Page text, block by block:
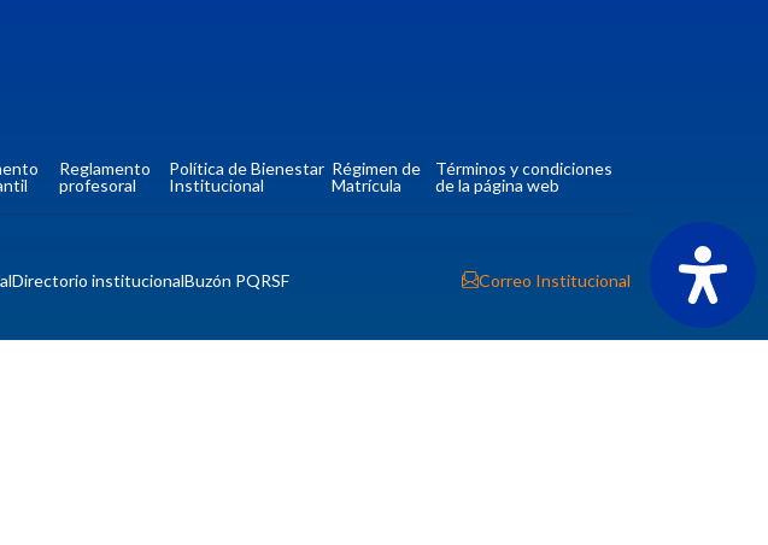
Reglamento
profesoral
Política de Bienestar
Institucional
Régimen de
Matrícula
Términos y condiciones
de la página web
Directorio institucionalBuzón PQRSF Correo Institucional